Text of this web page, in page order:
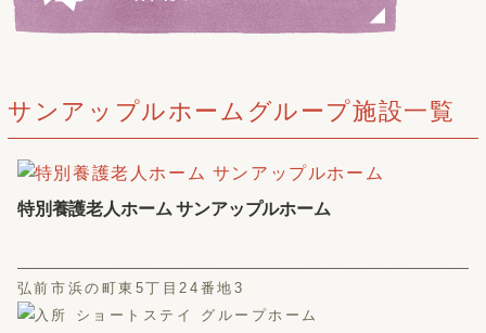
サンアップルホームグループ施設一覧
特別養護老人ホーム サンアップルホーム
弘前市浜の町東5丁目24番地3